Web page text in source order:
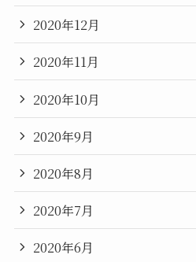
2020年12月
2020年11月
2020年10月
2020年9月
2020年8月
2020年7月
2020年6月